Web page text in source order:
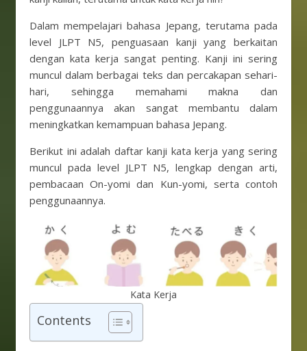
Dalam mempelajari bahasa Jepang, terutama pada
level JLPT N5, penguasaan kanji yang berkaitan
dengan kata kerja sangat penting. Kanji ini sering
muncul dalam berbagai teks dan percakapan sehari-
hari, sehingga memahami makna dan
penggunaannya akan sangat membantu dalam
meningkatkan kemampuan bahasa Jepang.
Berikut ini adalah daftar kanji kata kerja yang sering
muncul pada level JLPT N5, lengkap dengan arti,
pembacaan On-yomi dan Kun-yomi, serta contoh
penggunaannya.
Kata Kerja
Contents